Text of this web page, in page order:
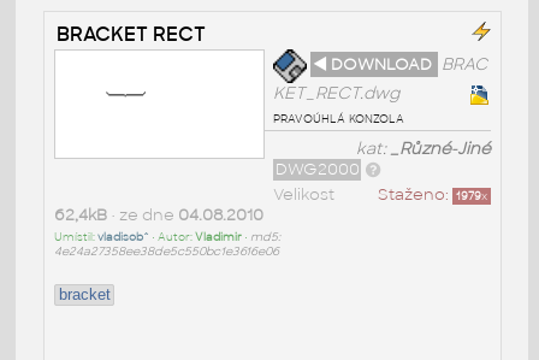
BRACKET RECT
◄ DOWNLOAD BRAC
KET_RECT.dwg
pravoúhlá konzola
kat:_Různé-Jiné
DWG2000
Staženo: 1979x
Velikost
62,4kB• ze dne 04.08.2010
Umístil:vladisob^ • Autor:Vladimir• md5:
4e24a27358ee38de5c550bc1e3616e06
bracket